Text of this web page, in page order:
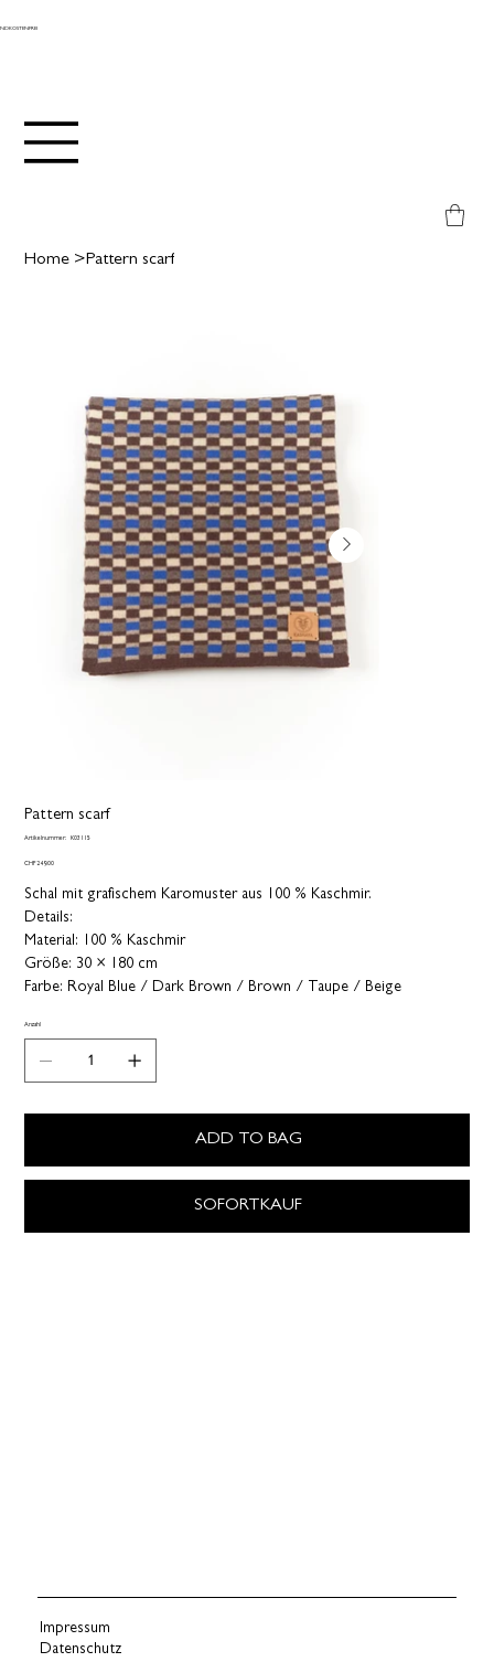
Home >Pattern scarf
Pattern scarf
Artikelnummer:
Artikelnummer:
K03115
Preis
CHF 249.00
Schal mit grafischem Karomuster aus 100 % Kaschmir.
Details:
Material: 100 % Kaschmir
Größe: 30 × 180 cm
Farbe: Royal Blue / Dark Brown / Brown / Taupe / Beige
Anzahl
ADD TO BAG
SOFORTKAUF
Impressum
Datenschutz